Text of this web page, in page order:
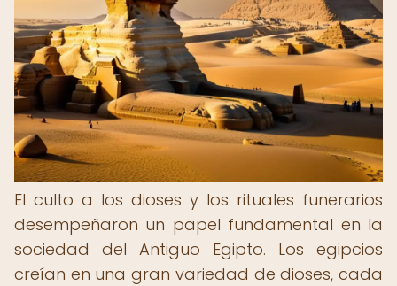
El culto a los dioses y los rituales funerarios
desempeñaron un papel fundamental en la
sociedad del Antiguo Egipto. Los egipcios
creían en una gran variedad de dioses, cada